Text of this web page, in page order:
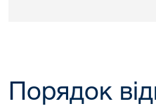
Порядок